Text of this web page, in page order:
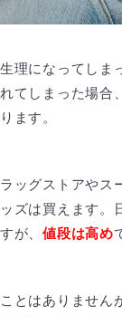
理になってしま
てしまった場合
ます。
ッグストアやス
ズは買えます。
が、値段は高め
とはありません